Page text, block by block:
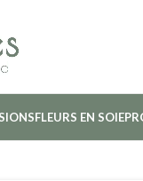
FLEURS EN SOIE